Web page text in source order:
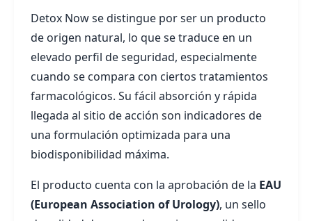
Detox Now se distingue por ser un producto
de origen natural, lo que se traduce en un
elevado perfil de seguridad, especialmente
cuando se compara con ciertos tratamientos
farmacológicos. Su fácil absorción y rápida
llegada al sitio de acción son indicadores de
una formulación optimizada para una
biodisponibilidad máxima.
El producto cuenta con la aprobación de la EAU
(European Association of Urology), un sello